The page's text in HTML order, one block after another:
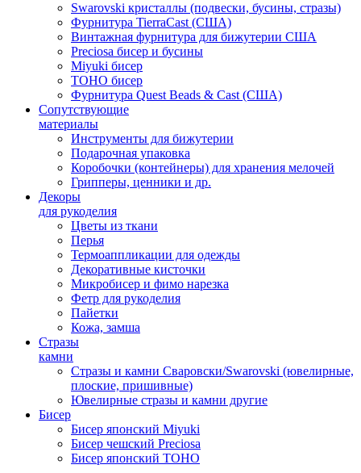
Swarovski кристаллы (подвески, бусины, стразы)
Фурнитура TierraCast (США)
Винтажная фурнитура для бижутерии США
Preciosa бисер и бусины
Miyuki бисер
TOHO бисер
Фурнитура Quest Beads & Cast (США)
Сопутствующие
материалы
Инструменты для бижутерии
Подарочная упаковка
Коробочки (контейнеры) для хранения мелочей
Грипперы, ценники и др.
Декоры
для рукоделия
Цветы из ткани
Перья
Термоаппликации для одежды
Декоративные кисточки
Микробисер и фимо нарезка
Фетр для рукоделия
Пайетки
Кожа, замша
Стразы
камни
Стразы и камни Сваровски/Swarovski (ювелирные,
плоские, пришивные)
Ювелирные стразы и камни другие
Бисер
Бисер японский Miyuki
Бисер чешский Preciosa
Бисер японский TOHO